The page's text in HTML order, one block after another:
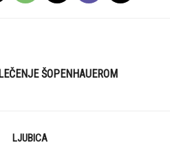
ŠOPENHAUEROM
LJUBICA